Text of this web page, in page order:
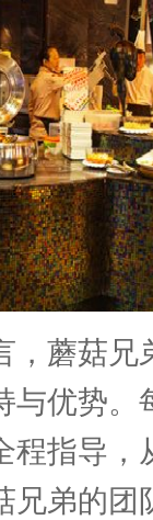
蘑菇兄
与优势。
程指导，
兄弟的团